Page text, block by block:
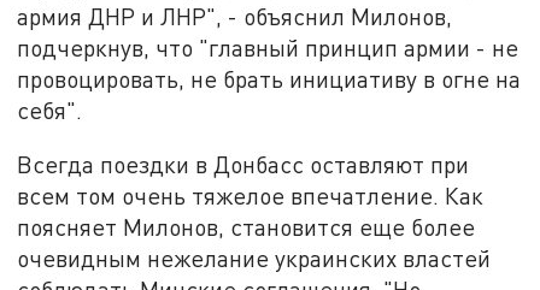
армия ДНР и ЛНР", - объяснил Милонов,
подчеркнув, что "главный принцип армии - не
провоцировать, не брать инициативу в огне на
себя".
Всегда поездки в Донбасс оставляют при
всем том очень тяжелое впечатление. Как
поясняет Милонов, становится еще более
очевидным нежелание украинских властей